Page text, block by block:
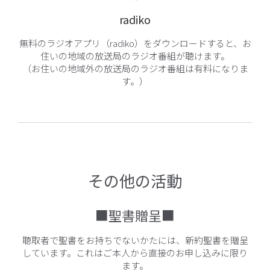
radiko
無料のラジオアプリ（radiko）をダウンロードすると、お
住いの地域の放送局のラジオ番組が聴けます。
（お住いの地域外の放送局のラジオ番組は有料になりま
す。）
その他の活動
■聖書贈呈■
聴取者で聖書をお持ちでないかたには、新約聖書を贈呈
しています。これはご本人から直接のお申し込みに限り
ます。